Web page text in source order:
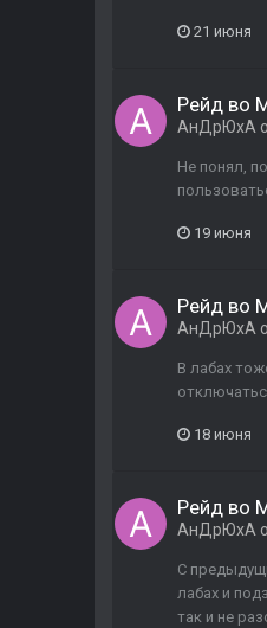
21 июня
Рейд во
АнДрЮхА
Не понял,
19 июня
Рейд во
АнДрЮхА
В лабах
18 июня
Рейд во
АнДрЮхА
С
лабах и
так и не